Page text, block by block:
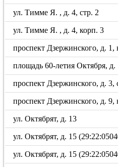
ул. Тимме Я. , д. 4, стр. 2
ул. Тимме Я. , д. 4, корп. 3
проспект Дзержинского, д. 1,
площадь 60-летия Октября, д.
проспект Дзержинского, д. 3,
проспект Дзержинского, д. 9,
ул. Октябрят, д. 13
ул. Октябрят, д. 15
ул. Октябрят, д. 15